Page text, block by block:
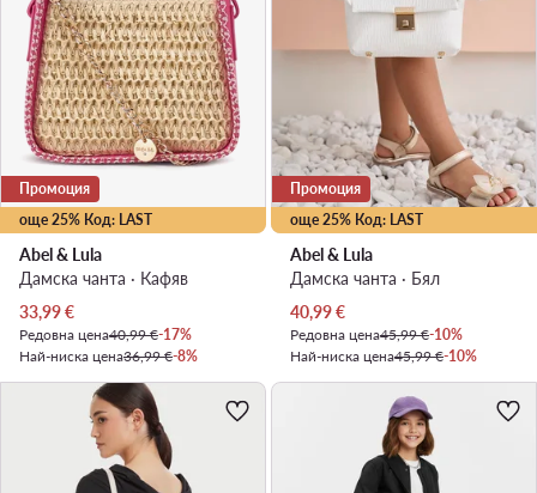
още 25% Код: LAST
Промоция
Abel & Lula
Дамска чанта · Кафяв
Актуална цена
33,99€
Редовна цена40,99 €-17%
Най-ниска цена36,99 €-8%
още 25% Код: LAST
Промоция
Abel & Lula
Дамска чанта · Бял
Актуална цена
40,99€
Редовна цена45,99 €-10%
Най-ниска цена45,99 €-10%